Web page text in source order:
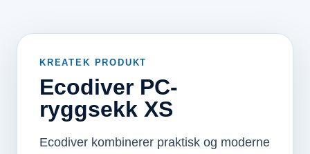
KREATEK PRODUKT
Ecodiver PC-
ryggsekk XS
Ecodiver kombinerer praktisk og moderne